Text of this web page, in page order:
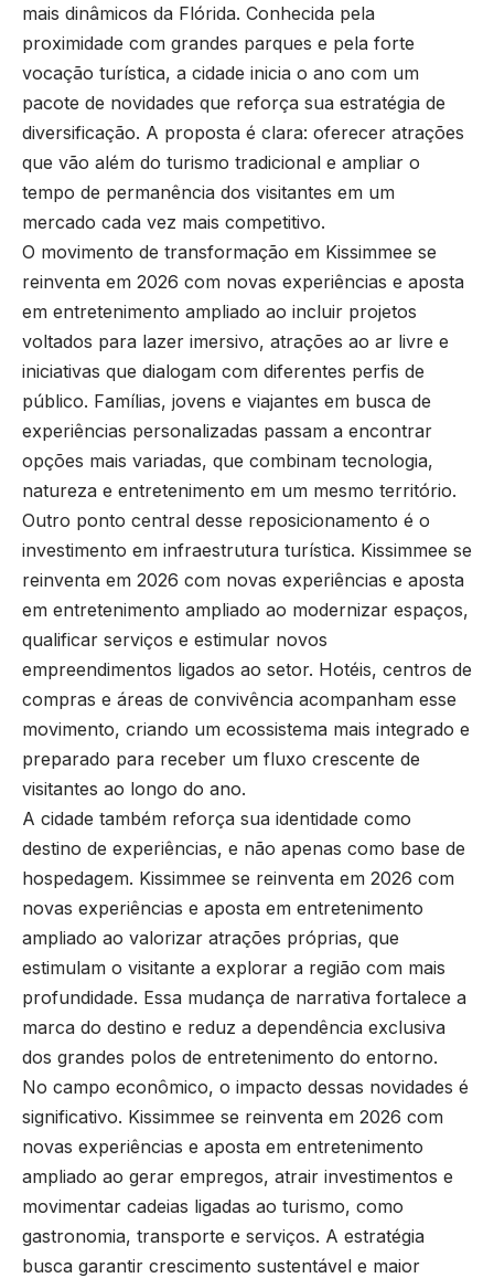
mais dinâmicos da Flórida. Conhecida pela
proximidade com grandes parques e pela forte
vocação turística, a cidade inicia o ano com um
pacote de novidades que reforça sua estratégia de
diversificação. A proposta é clara: oferecer atrações
que vão além do turismo tradicional e ampliar o
tempo de permanência dos visitantes em um
mercado cada vez mais competitivo.
O movimento de transformação em Kissimmee se
reinventa em 2026 com novas experiências e aposta
em entretenimento ampliado ao incluir projetos
voltados para lazer imersivo, atrações ao ar livre e
iniciativas que dialogam com diferentes perfis de
público. Famílias, jovens e viajantes em busca de
experiências personalizadas passam a encontrar
opções mais variadas, que combinam tecnologia,
natureza e entretenimento em um mesmo território.
Outro ponto central desse reposicionamento é o
investimento em infraestrutura turística. Kissimmee se
reinventa em 2026 com novas experiências e aposta
em entretenimento ampliado ao modernizar espaços,
qualificar serviços e estimular novos
empreendimentos ligados ao setor. Hotéis, centros de
compras e áreas de convivência acompanham esse
movimento, criando um ecossistema mais integrado e
preparado para receber um fluxo crescente de
visitantes ao longo do ano.
A cidade também reforça sua identidade como
destino de experiências, e não apenas como base de
hospedagem. Kissimmee se reinventa em 2026 com
novas experiências e aposta em entretenimento
ampliado ao valorizar atrações próprias, que
estimulam o visitante a explorar a região com mais
profundidade. Essa mudança de narrativa fortalece a
marca do destino e reduz a dependência exclusiva
dos grandes polos de entretenimento do entorno.
No campo econômico, o impacto dessas novidades é
significativo. Kissimmee se reinventa em 2026 com
novas experiências e aposta em entretenimento
ampliado ao gerar empregos, atrair investimentos e
movimentar cadeias ligadas ao turismo, como
gastronomia, transporte e serviços. A estratégia
busca garantir crescimento sustentável e maior